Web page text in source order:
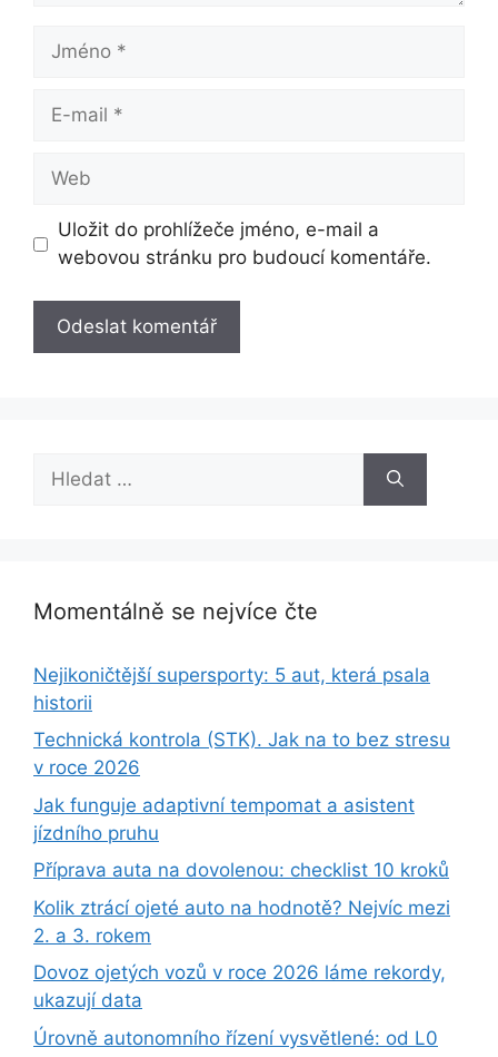
Jméno
Web
Uložit do prohlížeče jméno, e-mail a
webovou stránku pro budoucí komentáře.
Momentálně se nejvíce čte
Nejikoničtější supersporty: 5 aut, která psala
historii
Technická kontrola (STK). Jak na to bez stresu
v roce 2026
Jak funguje adaptivní tempomat a asistent
jízdního pruhu
Příprava auta na dovolenou: checklist 10 kroků
Kolik ztrácí ojeté auto na hodnotě? Nejvíc mezi
2. a 3. rokem
Dovoz ojetých vozů v roce 2026 láme rekordy,
ukazují data
Úrovně autonomního řízení vysvětlené: od L0